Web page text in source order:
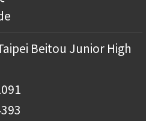
Beitou Junior High